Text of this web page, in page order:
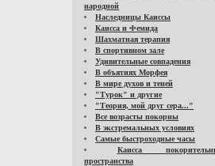
народной
Наследницы Каиссы
Каисса и Фемида
Шахматная терапия
В спортивном зале
Удивительные совпадения
В объятиях Морфея
В мире духов и теней
"Турок" и другие
"Теория, мой друг сера..."
Все возрасты покорны
В экстремальных условиях
Самые быстроходные часы
Каисса
пространства